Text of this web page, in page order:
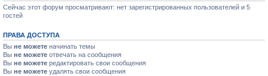
Сейчас этот форум просматривают: нет зарегистрированных пользователей и 5
гостей
ПРАВА ДОСТУПА
Вы не можете начинать темы
Вы не можете отвечать на сообщения
Вы не можете редактировать свои сообщения
Вы не можете удалять свои сообщения